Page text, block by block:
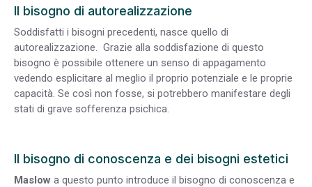
Il bisogno di autorealizzazione
Soddisfatti i bisogni precedenti, nasce quello di
autorealizzazione. Grazie alla soddisfazione di questo
bisogno è possibile ottenere un senso di appagamento
vedendo esplicitare al meglio il proprio potenziale e le proprie
capacità. Se così non fosse, si potrebbero manifestare degli
stati di grave sofferenza psichica.
Il bisogno di conoscenza e dei bisogni estetici
Maslow a questo punto introduce il bisogno di conoscenza e